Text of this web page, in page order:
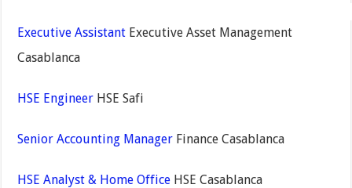
Executive AssistantExecutive Asset Management
Casablanca
HSE EngineerHSE Safi
Senior Accounting ManagerFinance Casablanca
HSE Analyst & Home OfficeHSE Casablanca